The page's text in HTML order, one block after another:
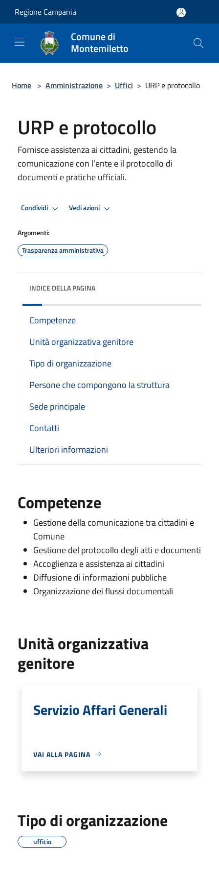
Regione Campania
Comune di
Montemiletto
Home > Amministrazione > Uffici > URP e protocollo
URP e protocollo
Fornisce assistenza ai cittadini, gestendo la
comunicazione con l’ente e il protocollo di
documenti e pratiche ufficiali.
Condividi Vedi azioni
Argomenti:
Trasparenza amministrativa
INDICE DELLA PAGINA
Competenze
Unità organizzativa genitore
Tipo di organizzazione
Persone che compongono la struttura
Sede principale
Contatti
Ulteriori informazioni
Competenze
Gestione della comunicazione tra cittadini e
Comune
Gestione del protocollo degli atti e documenti
Accoglienza e assistenza ai cittadini
Diffusione di informazioni pubbliche
Organizzazione dei flussi documentali
Unità organizzativa
genitore
Servizio Affari Generali
VAI ALLA PAGINA
Tipo di organizzazione
ufficio